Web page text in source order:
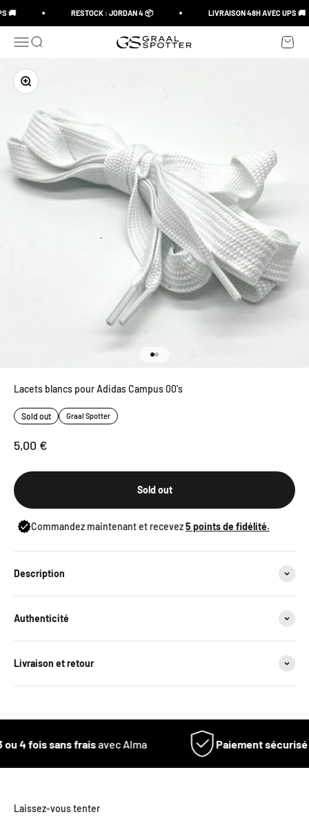
🚚 RESTOCK : JORDAN 4 📦 LIVRAISON 48H AVEC UPS 🚚
Open navigation menu
Open search Graal Spotter Open
Zoom
Lacets blancs pour Adidas Campus 00's
Sold out Graal Spotter
Sale price
5,00 €
Sold out
Commandez maintenant et recevez5 points de fidélité.
Description
Authenticité
Livraison et retour
4 fois sans fraisavec Alma Paiement sécurisé